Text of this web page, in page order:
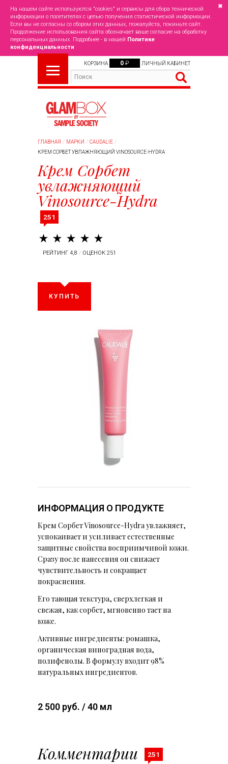
На нашем сайте используются "cookies" и сервисы для сбора технической
информации о посетителях с целью получения статистической информации.
Если вы не согласны со сбором этих данных, пожалуйста, покиньте сайт.
Продолжение использования сайта обозначает ваше согласие на обработку
персональных данных. Подробнее - в нашей Политике
конфиденциальности
✖
КОРЗИНА 0 ₽ ЛИЧНЫЙ КАБИНЕТ
ГЛАВНАЯ МАРКИ
CAUDALIE
КРЕМ СОРБЕТ УВЛАЖНЯЮЩИЙ VINOSOURCE-HYDRA
Крем Сорбет
увлажняющий
Vinosource-Hydra
251
РЕЙТИНГ 4,8 / ОЦЕНОК 251
КУПИТЬ
ИНФОРМАЦИЯ О ПРОДУКТЕ
Крем Сорбет Vinosource-Hydra увлажняет,
успокаивает и усиливает естественные
защитные свойства восприимчивой кожи.
Сразу после нанесения он снижает
чувствительность и сокращает
покраснения.
Его тающая текстура, сверхлегкая и
свежая, как сорбет, мгновенно тает на
коже.
Активные ингредиенты: ромашка,
органическая виноградная вода,
полифенолы. В формулу входит98%
натуральных ингредиентов.
2 500 руб. / 40 мл
Комментарии 251